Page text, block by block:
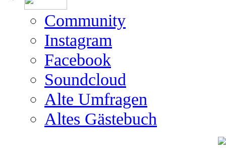
Community
Instagram
Facebook
Soundcloud
Alte Umfragen
Altes Gästebuch